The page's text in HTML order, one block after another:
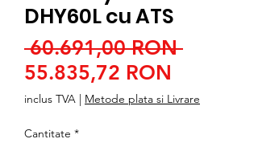
DHY60L cu ATS
60.691,00 RON Preț
55.835,72 RON
redus
inclus TVA | Metode plata si Livrare
Cantitate *